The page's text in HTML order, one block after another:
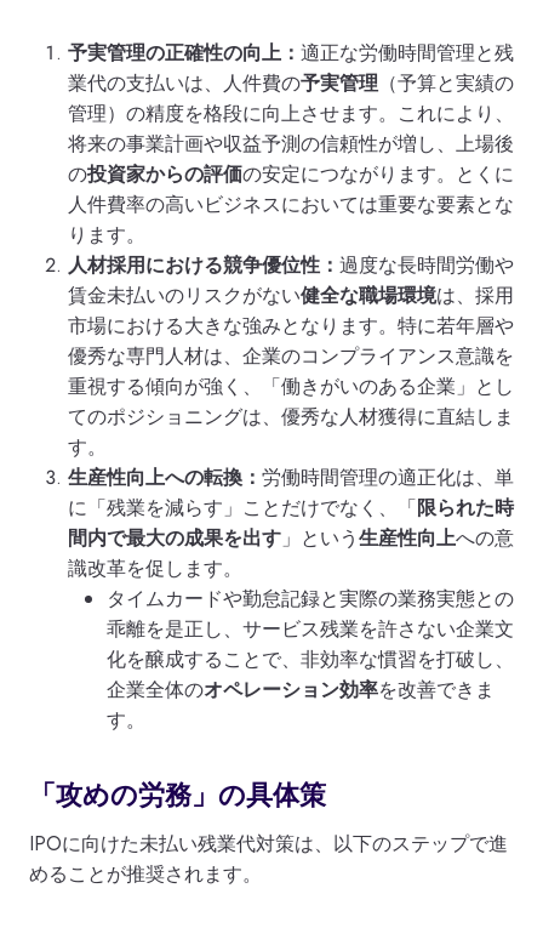
予実管理の正確性の向上： 適正な労働時間管理と残
業代の支払いは、人件費の予実管理（予算と実績の
管理）の精度を格段に向上させます。これにより、
将来の事業計画や収益予測の信頼性が増し、上場後
の投資家からの評価の安定につながります。とくに
人件費率の高いビジネスにおいては重要な要素とな
ります。
人材採用における競争優位性： 過度な長時間労働や
賃金未払いのリスクがない健全な職場環境は、採用
市場における大きな強みとなります。特に若年層や
優秀な専門人材は、企業のコンプライアンス意識を
重視する傾向が強く、「働きがいのある企業」とし
てのポジショニングは、優秀な人材獲得に直結しま
す。
生産性向上への転換： 労働時間管理の適正化は、単
に「残業を減らす」ことだけでなく、「限られた時
間内で最大の成果を出す 」という生産性向上への意
識改革を促します。
タイムカードや勤怠記録と実際の業務実態との
乖離を是正し、サービス残業を許さない企業文
化を醸成することで、非効率な慣習を打破し、
企業全体のオペレーション効率を改善できま
す。
「攻めの労務」の具体策
IPOに向けた未払い残業代対策は、以下のステップで進
めることが推奨されます。